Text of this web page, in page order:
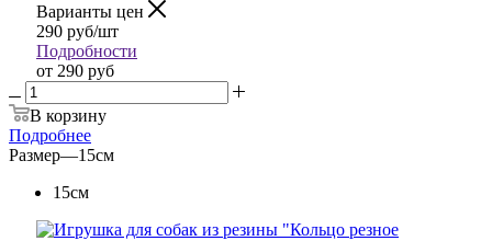
Варианты цен
290 руб/шт
Подробности
от 290 руб
В корзину
Подробнее
Размер—15см
15см